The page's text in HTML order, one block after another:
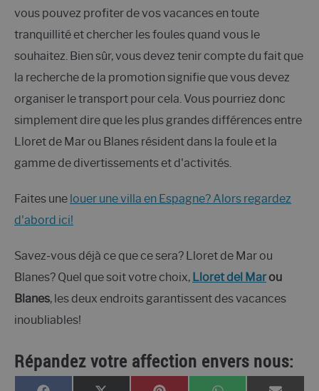
vous pouvez profiter de vos vacances en toute
tranquillité et chercher les foules quand vous le
souhaitez. Bien sûr, vous devez tenir compte du fait que
la recherche de la promotion signifie que vous devez
organiser le transport pour cela. Vous pourriez donc
simplement dire que les plus grandes différences entre
Lloret de Mar ou Blanes résident dans la foule et la
gamme de divertissements et d'activités.
Faites une louer une villa en Espagne? Alors regardez
d'abord ici!
Savez-vous déjà ce que ce sera? Lloret de Mar ou
Blanes? Quel que soit votre choix, Lloret del Marou
Blanes, les deux endroits garantissent des vacances
inoubliables!
Répandez votre affection envers nous: